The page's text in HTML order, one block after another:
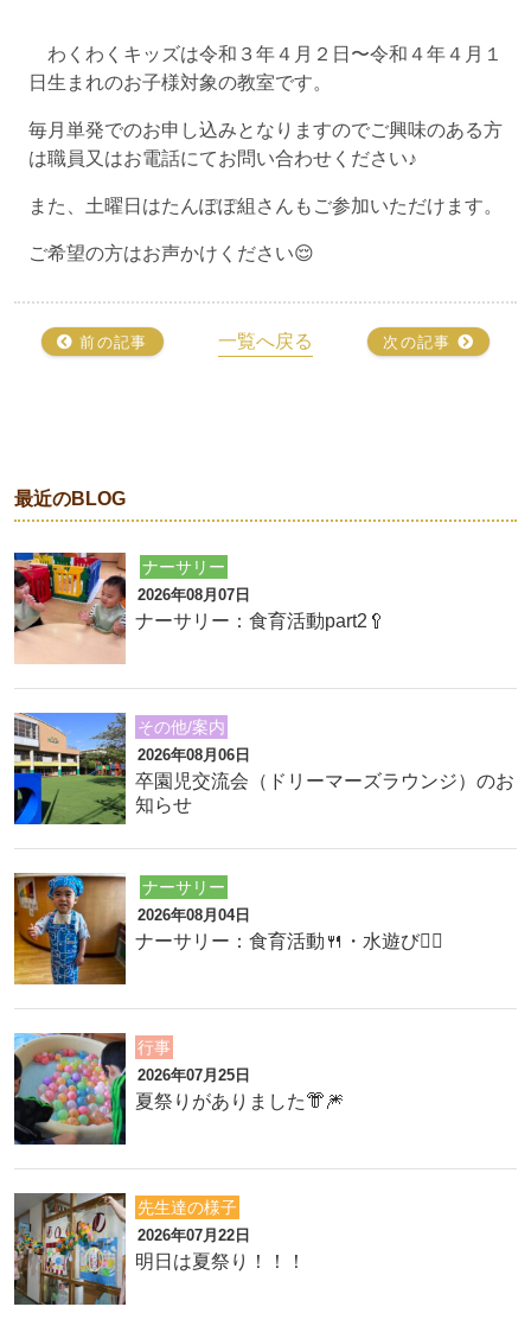
わくわくキッズは令和３年４月２日〜令和４年４月１
日生まれのお子様対象の教室です。
毎月単発でのお申し込みとなりますのでご興味のある方
は職員又はお電話にてお問い合わせください♪
また、土曜日はたんぽぽ組さんもご参加いただけます。
ご希望の方はお声かけください😌
前の記事 一覧へ戻る 次の記事
最近のBLOG
ナーサリー
2026年08月07日
ナーサリー：食育活動part2🥄
その他/案内
2026年08月06日
卒園児交流会（ドリーマーズラウンジ）のお
知らせ
ナーサリー
2026年08月04日
ナーサリー：食育活動🍴・水遊び🏊‍♂️
行事
2026年07月25日
夏祭りがありました👘🎆
先生達の様子
2026年07月22日
明日は夏祭り！！！